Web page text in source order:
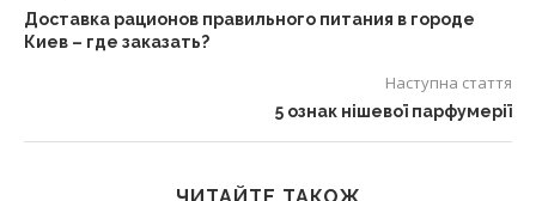
Доставка рационов правильного питания в городе
Киев – где заказать?
Наступна стаття
5 ознак нішевої парфумерії
ЧИТАЙТЕ ТАКОЖ